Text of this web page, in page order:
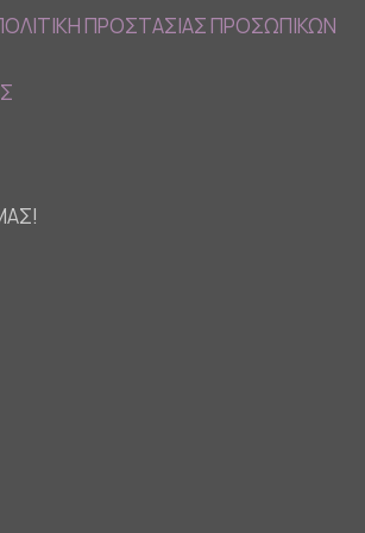
ΠΡΟΣΤΑΣΙΑΣ ΠΡΟΣΩΠΙΚΩΝ